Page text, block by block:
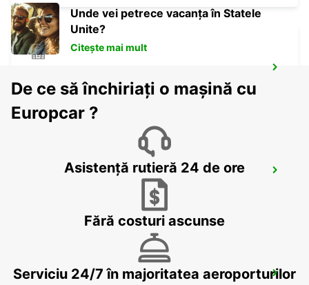
AYIA NAPA - CYPRUS
PAPHOS SERVICE CENTRE
PAPHOS AIRPORT
Unde vei petrece vacanța în Statele
Unite?
Citește mai mult
De ce să închiriați o mașină cu
Europcar ?
Asistență rutieră 24 de ore
Fără costuri ascunse
Serviciu 24/7 în majoritatea aeroporturilor